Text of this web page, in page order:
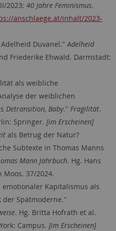
2023: 40 Jahre Feminismus.
anschlaege.at/inhalt/2023-
Duvanel."Adelheid
Friederike Ehwald. Darmstadt:
als weibliche
der weiblichen
Detransition, Baby." Fragilität.
Springer. [im Erscheinen]
als Betrug der Natur?
Subtexte in Thomas Manns
Mann Jahrbuch. Hg. Hans
37/2024.
Kapitalismus als
Spätmoderne."
. Hg. Britta Hofrath et al.
Campus. [im Erscheinen]